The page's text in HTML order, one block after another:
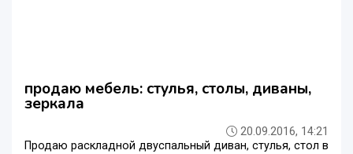
продаю мебель: стулья, столы, диваны,
зеркала
20.09.2016, 14:21
Продаю раскладной двуспальный диван, стулья, стол в